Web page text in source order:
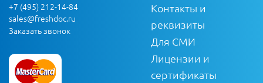
+7 (495) 212-14-84
sales@freshdoc.ru
Заказать звонок
Контакты и
реквизиты
Для СМИ
Лицензии и
сертификаты